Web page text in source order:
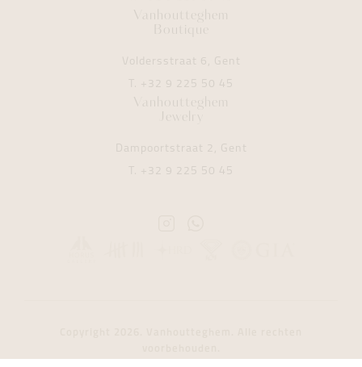
Vanhoutteghem
Boutique
Voldersstraat 6, Gent
T. +32 9 225 50 45
Vanhoutteghem
Jewelry
Dampoortstraat 2, Gent
T. +32 9 225 50 45